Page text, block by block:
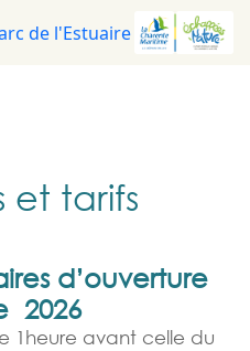
de l'Estuaire
et tarifs
d’ouverture
2026
1heure avant celle du